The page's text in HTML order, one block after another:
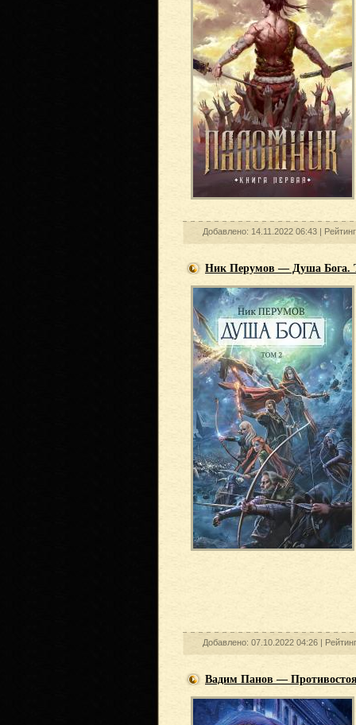
Добавлено: 14.11.2022 06:43 |
Ник Перумов — Душа Бога.
Добавлено: 07.10.2022 04:26 |
Вадим Панов —